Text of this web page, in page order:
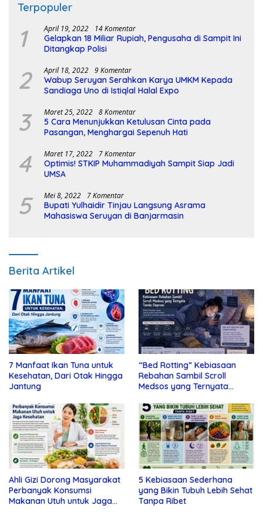
Terpopuler
1 April 19, 2022 14 Komentar
Gelapkan 18 Miliar Rupiah, Pengusaha di Sampit Ini
Ditangkap Polisi
2 April 18, 2022 9 Komentar
Wabup Seruyan Serahkan Karya UMKM Kepada
Sandiaga Uno di Istiqlal Halal Expo
3 Maret 25, 2022 8 Komentar
5 Cara Menunjukkan Ketulusan Cinta pada
Pasangan, Menghargai Sepenuh Hati
4 Maret 17, 2022 7 Komentar
Optimis! STKIP Muhammadiyah Sampit Siap Jadi
UMSA
5 Mei 8, 2022 7 Komentar
Bupati Yulhaidir Tinjau Langsung Asrama
Mahasiswa Seruyan di Banjarmasin
Berita Artikel
7 Manfaat Ikan Tuna untuk
Kesehatan, Dari Otak Hingga
Jantung
“Bed Rotting” Kebiasaan
Rebahan Sambil Scroll
Medsos yang Ternyata
Ahli Gizi Dorong Masyarakat
Perbanyak Konsumsi
Makanan Utuh untuk Jaga
5 Kebiasaan Sederhana
yang Bikin Tubuh Lebih Sehat
Tanpa Ribet